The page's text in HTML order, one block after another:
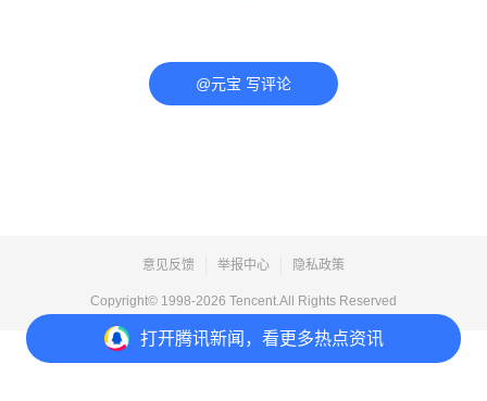
打开腾讯新闻，看更多热点资讯
@元宝 写评论
意见反馈 举报中心 隐私政策
Copyright© 1998-2026 Tencent.All Rights Reserved